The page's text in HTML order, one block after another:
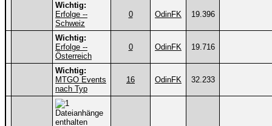
Wichtig:
Erfolge --
Schweiz
0 OdinFK 19.396
Wichtig:
Erfolge --
Österreich
0 OdinFK 19.716
Wichtig:
MTGO Events
nach Typ
16 OdinFK 32.233